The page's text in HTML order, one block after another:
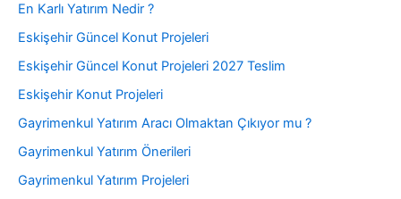
En Karlı Yatırım Nedir ?
Eskişehir Güncel Konut Projeleri
Eskişehir Güncel Konut Projeleri 2027 Teslim
Eskişehir Konut Projeleri
Gayrimenkul Yatırım Aracı Olmaktan Çıkıyor mu ?
Gayrimenkul Yatırım Önerileri
Gayrimenkul Yatırım Projeleri